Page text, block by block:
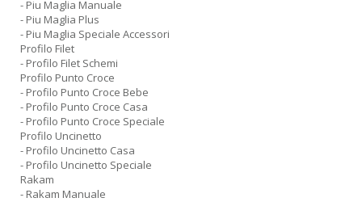
- Piu Maglia Manuale
- Piu Maglia Plus
- Piu Maglia Speciale Accessori
Profilo Filet
- Profilo Filet Schemi
Profilo Punto Croce
- Profilo Punto Croce Bebe
- Profilo Punto Croce Casa
- Profilo Punto Croce Speciale
Profilo Uncinetto
- Profilo Uncinetto Casa
- Profilo Uncinetto Speciale
Rakam
- Rakam Manuale